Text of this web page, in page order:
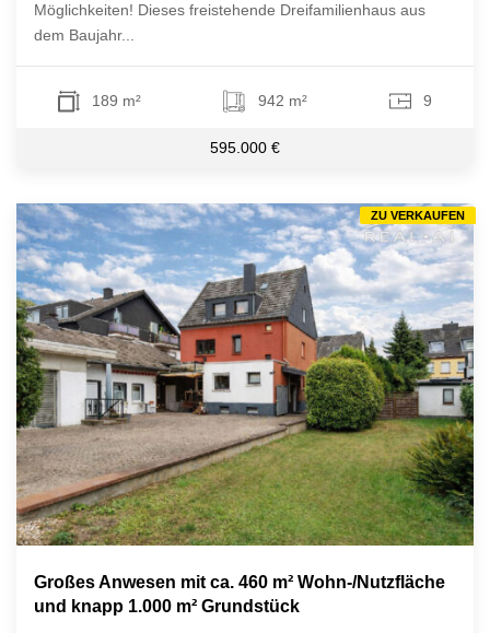
Möglichkeiten! Dieses freistehende Dreifamilienhaus aus
dem Baujahr...
189 m² 942 m² 9
595.000 €
Großes Anwesen mit ca. 460 m² Wohn-/Nutzfläche
und knapp 1.000 m² Grundstück
ZU VERKAUFEN